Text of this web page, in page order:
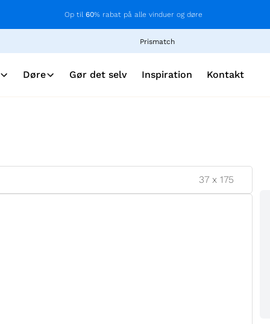
Op til 60% rabat på alle vinduer og døre
Prismatch
Døre Gør det selv Inspiration Kontakt
37 x175